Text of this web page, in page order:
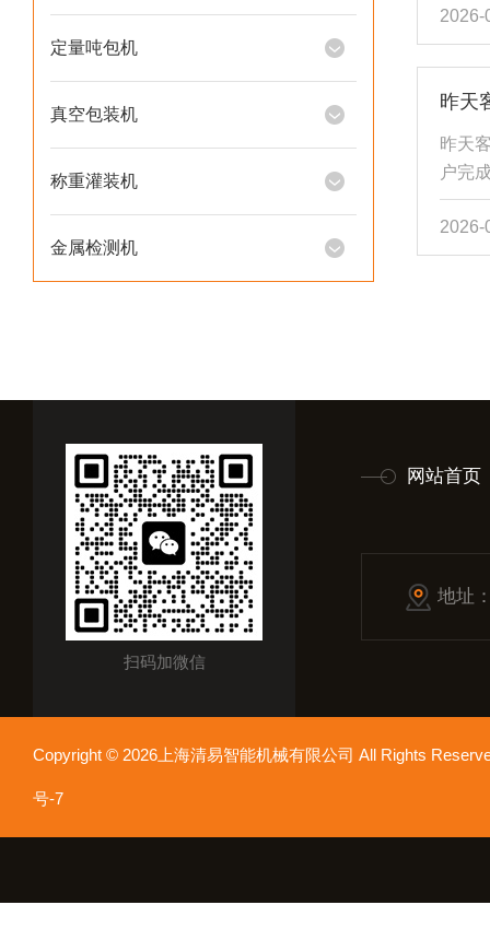
定量吨包机
真空包装机
称重灌装机
金属检测机
的持
需求
了这
高精
称重
2026-
昨天
昨天
户完
级。
下料
持全
近...
2026-
扫码加微信
网站首页
地址
Copyright © 2026上海清易智能机械有限公司 All Rights
号-7